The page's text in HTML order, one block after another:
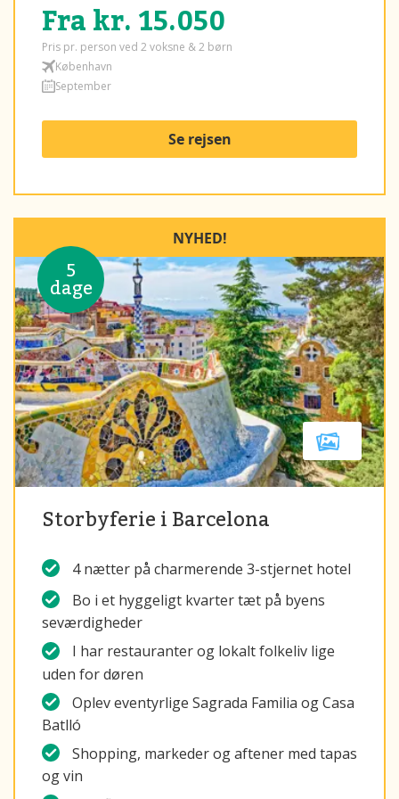
Fra kr. 15.050
Pris pr. person ved 2 voksne & 2 børn
København
September
Se rejsen
5
dage
NYHED!
Storbyferie i Barcelona
4 nætter på charmerende 3-stjernet hotel
Bo i et hyggeligt kvarter tæt på byens
seværdigheder
I har restauranter og lokalt folkeliv lige
uden for døren
Oplev eventyrlige Sagrada Familia og Casa
Batlló
Shopping, markeder og aftener med tapas
og vin